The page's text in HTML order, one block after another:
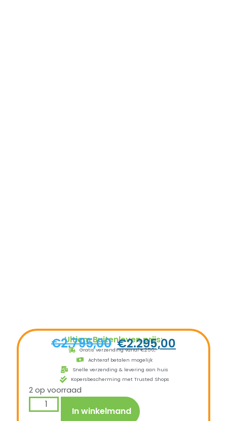
Ultiem Buitenleven prijs:
€2.795,00 €2.295,00
Gratis verzending vanaf €250,-*
Achteraf betalen mogelijk
Snelle verzending & levering aan huis
Kopersbescherming met Trusted Shops
2 op voorraad
In winkelmand